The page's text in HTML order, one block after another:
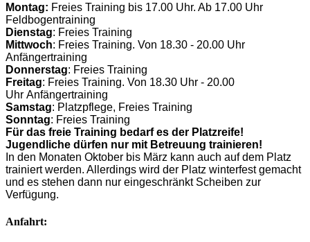
Montag: Freies Training bis 17.00 Uhr. Ab 17.00 Uhr
Feldbogentraining
Dienstag: Freies Training
Mittwoch: Freies Training. Von 18.30 - 20.00 Uhr
Anfängertraining
Donnerstag: Freies Training
Freitag: Freies Training. Von 18.30 Uhr - 20.00
Uhr Anfängertraining
Samstag: Platzpflege, Freies Training
Sonntag: Freies Training
Für das freie Training bedarf es der Platzreife!
Jugendliche dürfen nur mit Betreuung trainieren!
In den Monaten Oktober bis März kann auch auf dem Platz
trainiert werden. Allerdings wird der Platz winterfest gemacht
und es stehen dann nur eingeschränkt Scheiben zur
Verfügung.
Anfahrt: